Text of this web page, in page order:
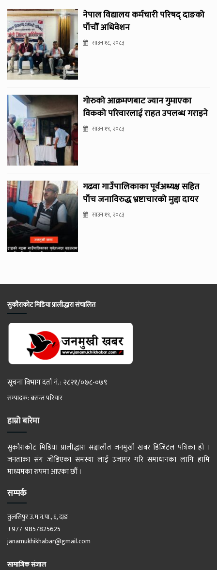
नेपाल विद्यालय कर्मचारी परिषद् दाङको
पाँचौँ अधिवेशन
साउन १८, २०८३
गोरुको आक्रमणबाट ज्यान गुमाएका
विकको परिवारलाई राहत उपलब्ध गराइने
साउन १९, २०८३
गढवा गाउँपालिकाका पूर्वअध्यक्ष सहित
पाँच जनाविरुद्ध भ्रष्टाचारको मुद्दा दायर
साउन १९, २०८३
सुकौराकोट मिडिया प्रालीद्धारा संचालित
सूचना विभाग दर्ता नं. : २८२१/०७८-०७९
सम्पादक: बसन्त परियार
हाम्रो बारेमा
सुकौराकोट मिडिया प्रालीद्धारा सञ्चालीत जनमुखी खबर डिजिटल पत्रिका हो ।
जनताका संग जोडिएका समस्या लाई उजागर गरि समाधानका लागि हामि
माध्यमका रुपमा आएका छौं ।
सम्पर्क
तुलसिपुर उ.म.न.पा., ६, दाङ
+977-9857825625
janamukhikhabar@gmail.com
सामाजिक संजाल